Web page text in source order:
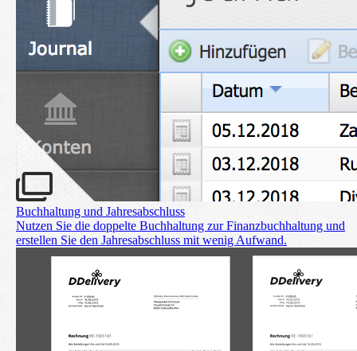
Buchhaltung und Jahresabschluss
Nutzen Sie die doppelte Buchhaltung zur Finanz­buchhaltung und
erstellen Sie den Jahres­abschluss mit wenig Aufwand.